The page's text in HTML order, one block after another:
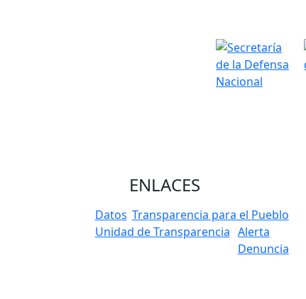
ENLACES
Datos Transparencia para el Pueblo
Unidad de Transparencia Alerta
Denuncia